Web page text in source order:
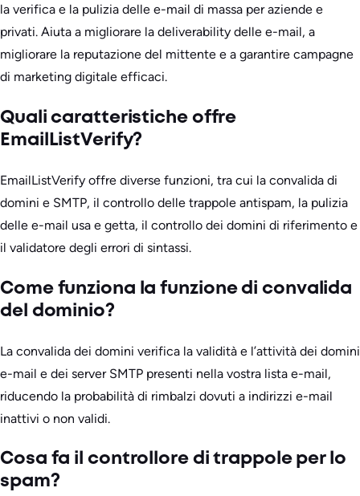
la verifica e la pulizia delle e-mail di massa per aziende e
privati. Aiuta a migliorare la deliverability delle e-mail, a
migliorare la reputazione del mittente e a garantire campagne
di marketing digitale efficaci.
Quali caratteristiche offre
EmailListVerify?
EmailListVerify offre diverse funzioni, tra cui la convalida di
domini e SMTP, il controllo delle trappole antispam, la pulizia
delle e-mail usa e getta, il controllo dei domini di riferimento e
il validatore degli errori di sintassi.
Come funziona la funzione di convalida
del dominio?
La convalida dei domini verifica la validità e l’attività dei domini
e-mail e dei server SMTP presenti nella vostra lista e-mail,
riducendo la probabilità di rimbalzi dovuti a indirizzi e-mail
inattivi o non validi.
Cosa fa il controllore di trappole per lo
spam?